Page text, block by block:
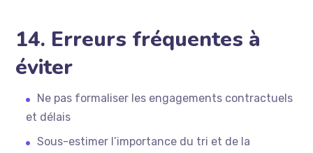
14. Erreurs fréquentes à
éviter
Ne pas formaliser les engagements contractuels
et délais
Sous-estimer l’importance du tri et de la